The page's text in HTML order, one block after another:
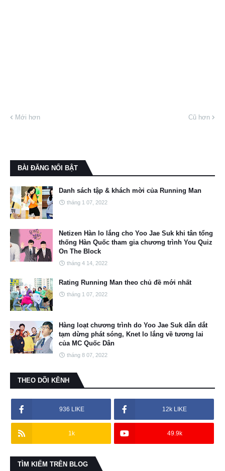
Mới hơn Cũ hơn
BÀI ĐĂNG NỔI BẬT
Danh sách tập & khách mời của Running Man
tháng 1 07, 2022
Netizen Hàn lo lắng cho Yoo Jae Suk khi tân tổng
thống Hàn Quốc tham gia chương trình You Quiz
On The Block
tháng 4 14, 2022
Rating Running Man theo chủ đề mới nhất
tháng 1 07, 2022
Hàng loạt chương trình do Yoo Jae Suk dẫn dắt
tạm dừng phát sóng, Knet lo lắng về tương lai
của MC Quốc Dân
tháng 8 07, 2022
THEO DÕI KÊNH
936 LIKE 12k LIKE
1k 49.9k
TÌM KIẾM TRÊN BLOG